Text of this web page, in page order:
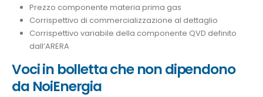
Prezzo componente materia prima gas
Corrispettivo di commercializzazione al dettaglio
Corrispettivo variabile della componente QVD definito
dall’ARERA
Voci in bolletta che non dipendono
da NoiEnergia